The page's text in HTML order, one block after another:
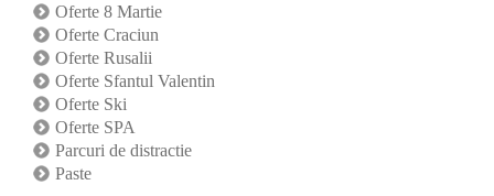
Oferte 8 Martie
Oferte Craciun
Oferte Rusalii
Oferte Sfantul Valentin
Oferte Ski
Oferte SPA
Parcuri de distractie
Paste